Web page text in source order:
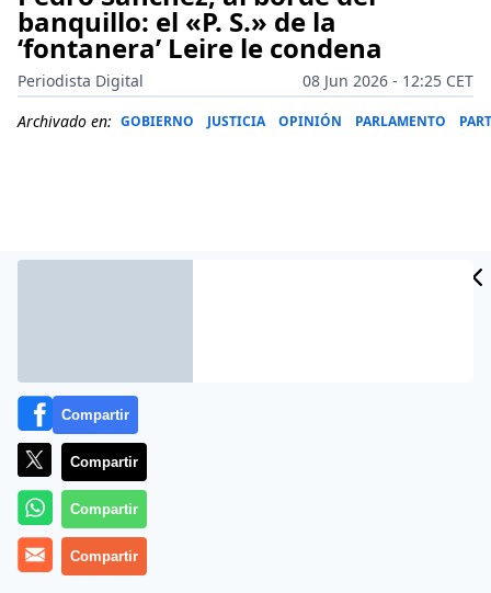
banquillo: el «P. S.» de la
‘fontanera’ Leire le condena
Periodista Digital
08 Jun 2026 - 12:25 CET
Archivado en: GOBIERNO JUSTICIA OPINIÓN PARLAMENTO
Más información
Compartir
Compartir
Compartir
Compartir